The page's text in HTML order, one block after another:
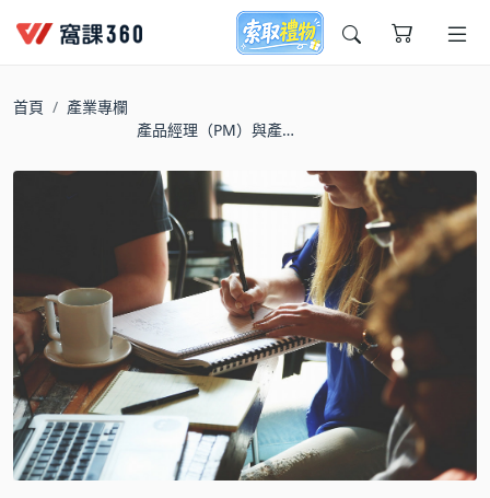
今天想要學什麼?
窩課推薦給您
首頁
產業專欄
產品經理（PM）與產品
責有何不同